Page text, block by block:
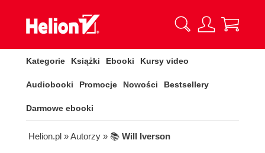
Kategorie Książki Ebooki Kursy video
Audiobooki Promocje Nowości Bestsellery
Darmowe ebooki
Helion.pl » Autorzy » 📚 Will Iverson